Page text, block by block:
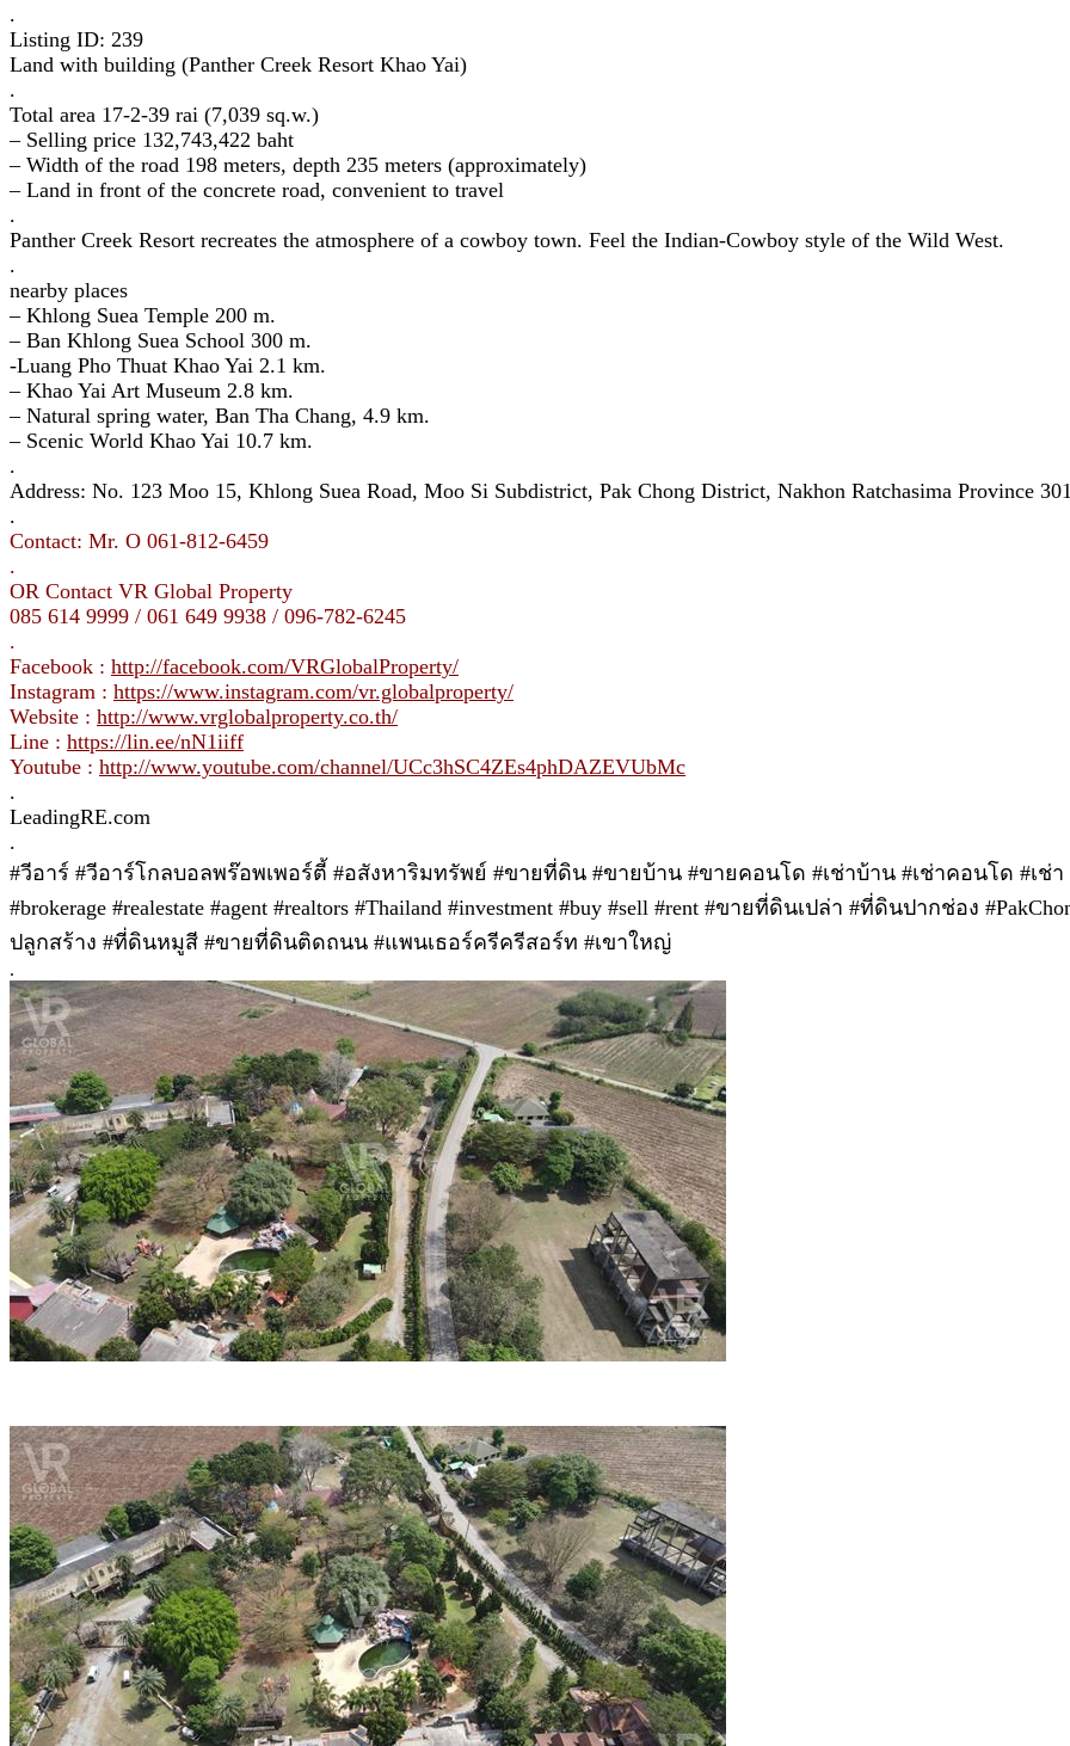
.
Listing ID: 239
Land with building (Panther Creek Resort Khao Yai)
.
Total area 17-2-39 rai (7,039 sq.w.)
– Selling price 132,743,422 baht
– Width of the road 198 meters, depth 235 meters (approximately)
– Land in front of the concrete road, convenient to travel
.
Panther Creek Resort recreates the atmosphere of a cowboy town. Feel the Indian-Cowboy style of the Wild West.
.
nearby places
– Khlong Suea Temple 200 m.
– Ban Khlong Suea School 300 m.
-Luang Pho Thuat Khao Yai 2.1 km.
– Khao Yai Art Museum 2.8 km.
– Natural spring water, Ban Tha Chang, 4.9 km.
– Scenic World Khao Yai 10.7 km.
.
Address: No. 123 Moo 15, Khlong Suea Road, Moo Si Subdistrict, Pak Chong District, Nakhon Ratchasima Province
.
Contact: Mr. O 061-812-6459
.
OR Contact VR Global Property
085 614 9999 / 061 649 9938 / 096-782-6245
.
Facebook : http://facebook.com/VRGlobalProperty/
Instagram : https://www.instagram.com/vr.globalproperty/
Website : http://www.vrglobalproperty.co.th/
Line : https://lin.ee/nN1iiff
Youtube : http://www.youtube.com/channel/UCc3hSC4ZEs4phDAZEVUbMc
.
LeadingRE.com
.
#วีอาร์ #วีอาร์โกลบอลพร๊อพเพอร์ตี้ #อสังหาริมทรัพย์ #ขายที่ดิน #ขายบ้าน #ขายคอนโด #เช่าบ้าน #เช่าคอนโด #เช่า
#brokerage #realestate #agent #realtors #Thailand #investment #buy #sell #rent #ขายที่ดินเปล่า #ที่ดินปากช่อง
ปลูกสร้าง #ที่ดินหมูสี #ขายที่ดินติดถนน #แพนเธอร์ครีครีสอร์ท #เขาใหญ่
.